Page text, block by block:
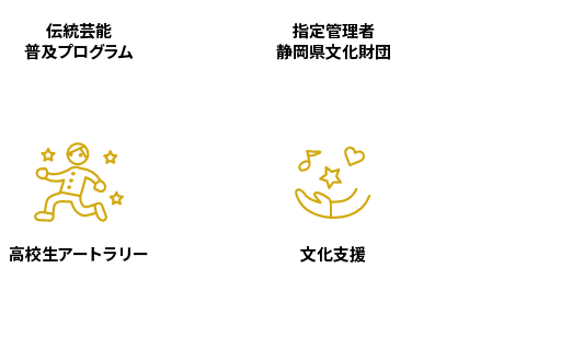
伝統芸能
普及プログラム
指定管理者
静岡県文化財団
高校生アートラリー 文化支援